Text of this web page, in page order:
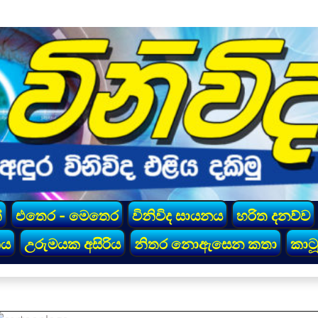
එතෙර - මෙතෙර විනිවිද සායනය
හරිත දනව්ව
උරුමයක අසිරිය නිතර නොඇසෙන කතා